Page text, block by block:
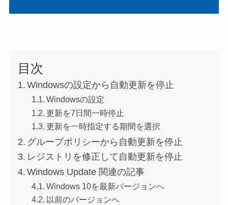
目次
Windowsの設定から自動更新を停止
Windowsの設定
更新を7日間一時停止
更新を一時指定する期間を選択
グループポリシーから自動更新を停止
レジストリを修正して自動更新を停止
Windows Update 関連の記事
Windows 10を最新バージョンへ
以前のバージョンへ